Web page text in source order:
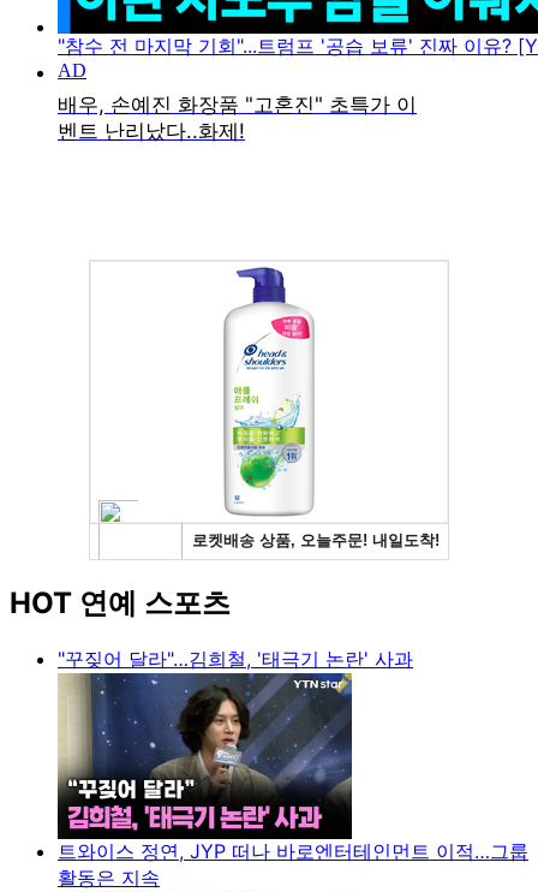
"참수 전 마지막 기회"...트럼프 '공습 보류' 진짜 이유?
HOT 연예 스포츠
"꾸짖어 달라"…김희철, '태극기 논란' 사과
트와이스 정연, JYP 떠나 바로엔터테인먼트 이적…그룹
활동은 지속